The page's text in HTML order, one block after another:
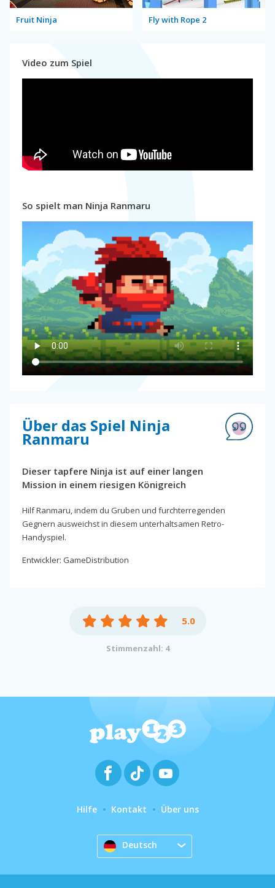
Fruit Ninja Fly with Rope 2
Video zum Spiel
So spielt man Ninja Ranmaru
Über das Spiel Ninja
Ranmaru
Dieser tapfere Ninja ist auf einer langen
Mission in einem riesigen Königreich
Hilf Ranmaru, indem du Gruben und furchterregenden
Gegnern ausweichst in diesem unterhaltsamen Retro-
Handyspiel.
Entwickler: GameDistribution
5.0
Stimmenzahl: 4
Hilfe Kontakt Über uns
Deutsch